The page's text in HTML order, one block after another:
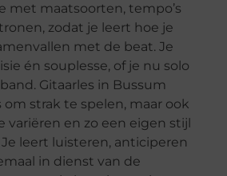
met maatsoorten, tempo’s
zodat je leert hoe je
met de beat. Je
én souplesse, of je nu solo
Gitaarles in Bussum
strak te spelen, maar ook
en zo een eigen stijl
leert luisteren, anticiperen
in dienst van de